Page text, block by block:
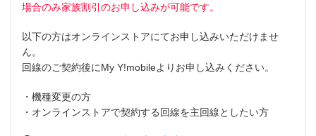
場合のみ家族割引のお申し込みが可能です。
以下の方はオンラインストアにてお申し込みいただけませ
ん。
回線のご契約後にMy Y!mobileよりお申し込みください。
・機種変更の方
・オンラインストアで契約する回線を主回線としたい方